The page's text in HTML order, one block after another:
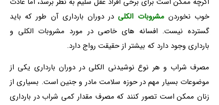
خوب نخوردنمشروبات الکلی در دوران بارداری آن طور که باید
گسترده نیست. افسانه های خاصی در مورد مشروبات الکلی و
بارداری وجود دارد که بیشتر از حقیقت رواج دارد.
مصرف شراب و هر نوع نوشیدنی الکلی در دوران بارداری یکی از
موضوعات بسیار مهم در حوزه سلامت مادر و جنین است. بسیاری از
زنان ممکن است تصور کنند که مصرف مقدار کمی شراب در بارداری